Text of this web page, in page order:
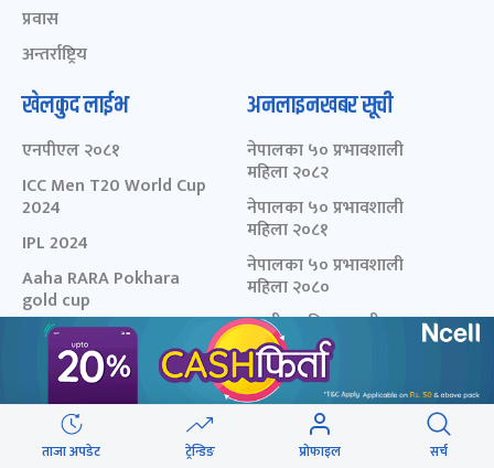
ताजा अपडेट ट्रेन्डिङ प्रोफाइल सर्च
प्रवास
अन्तर्राष्ट्रिय
खेलकुद लाईभ
एनपीएल २०८१
ICC Men T20 World Cup
2024
IPL 2024
Aaha RARA Pokhara
gold cup
Nepal Super League -
2080
अनलाइनखबर सूची
नेपालका ५० प्रभावशाली
महिला २०८२
नेपालका ५० प्रभावशाली
महिला २०८१
नेपालका ५० प्रभावशाली
महिला २०८०
चालीस मुनिका चालीस- २०८३
- छनोट मनोनयन फर्म
चालीस मुनिका चालीस- २०८२
चालीस मुनिका चालीस- २०८१
मेरो कथा